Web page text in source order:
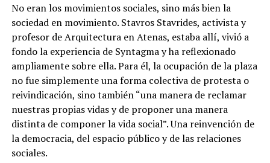
No eran los movimientos sociales, sino más bien la
sociedad en movimiento. Stavros Stavrides, activista y
profesor de Arquitectura en Atenas, estaba allí, vivió a
fondo la experiencia de Syntagma y ha reflexionado
ampliamente sobre ella. Para él, la ocupación de la plaza
no fue simplemente una forma colectiva de protesta o
reivindicación, sino también “una manera de reclamar
nuestras propias vidas y de proponer una manera
distinta de componer la vida social”. Una reinvención de
la democracia, del espacio público y de las relaciones
sociales.